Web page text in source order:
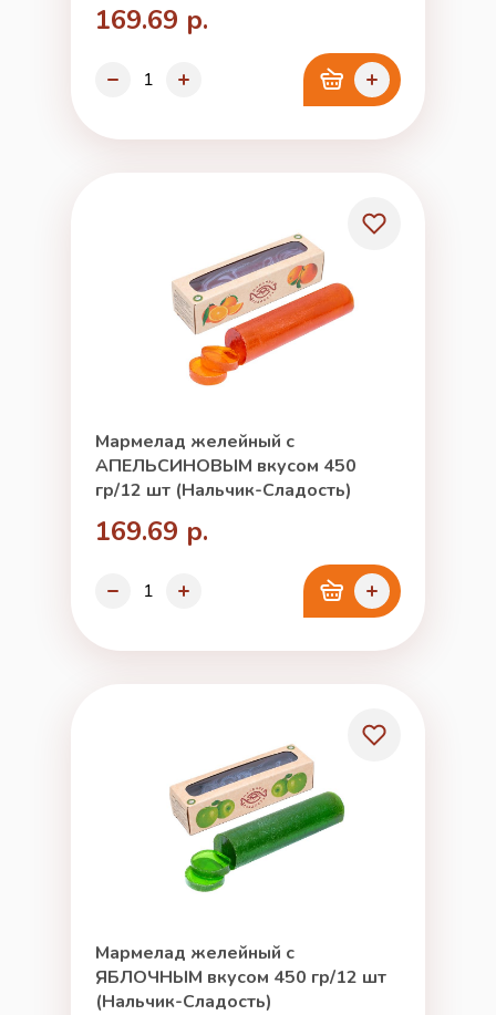
169.69 р.
Мармелад желейный с
АПЕЛЬСИНОВЫМ вкусом 450
гр/12 шт (Нальчик-Сладость)
169.69 р.
Мармелад желейный с
ЯБЛОЧНЫМ вкусом 450 гр/12 шт
(Нальчик-Сладость)